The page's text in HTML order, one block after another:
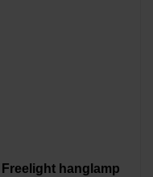
Freelight hanglamp